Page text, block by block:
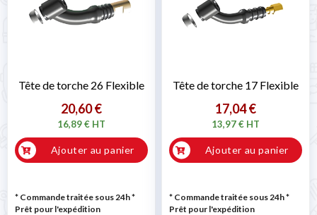
Tête de torche 26 Flexible
20,60 €
16,89 € HT
Ajouter au panier
* Commande traitée sous 24h*
Prêt pour l'expédition
Tête de torche 17 Flexible
17,04 €
13,97 € HT
Ajouter au panier
* Commande traitée sous 24h*
Prêt pour l'expédition